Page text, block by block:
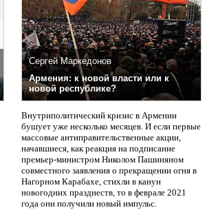
Сергей Маркедонов
Армения: к новой власти или к
новой республике?
Внутриполитический кризис в Армении
бушует уже несколько месяцев. И если первые
массовые антиправительственные акции,
начавшиеся, как реакция на подписание
премьер-министром Николом Пашиняном
совместного заявления о прекращении огня в
Нагорном Карабахе, стихли в канун
новогодних празднеств, то в феврале 2021
года они получили новый импульс.